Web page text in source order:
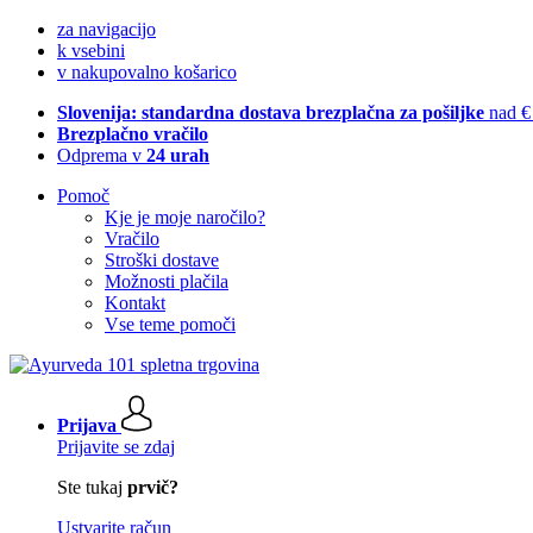
za navigacijo
k vsebini
v nakupovalno košarico
Slovenija: standardna dostava brezplačna za pošiljke nad
Brezplačno vračilo
Odprema v 24 urah
Pomoč
Kje je moje naročilo?
Vračilo
Stroški dostave
Možnosti plačila
Kontakt
Vse teme pomoči
Prijava
Prijavite se zdaj
Ste tukaj prvič?
Ustvarite račun